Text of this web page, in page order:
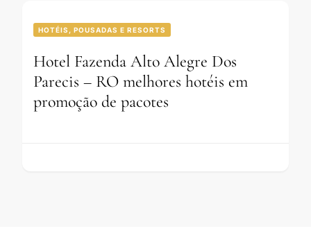
HOTÉIS, POUSADAS E RESORTS
Hotel Fazenda Alto Alegre Dos
Parecis – RO melhores hotéis em
promoção de pacotes